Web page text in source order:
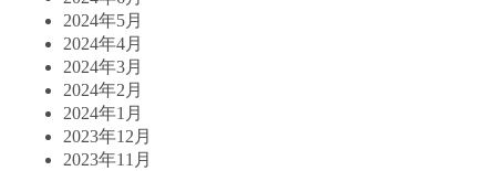
2024年5月
2024年4月
2024年3月
2024年2月
2024年1月
2023年12月
2023年11月